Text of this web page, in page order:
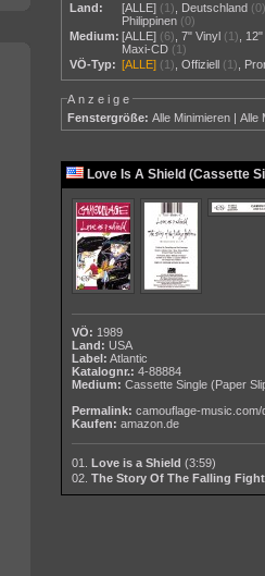
Land:
[ALLE] (1) Deutschland
Philippinen (0)
Medium: [ALLE] (6) ,7" Vinyl (1)
Maxi-CD (1)
VÖ-Typ: [ALLE] (1) ,Offiziell (1)
Anzeige
Fenstergröße: Alle Minimieren |Alle
Love Is A Shield (Cassette
VÖ: 1989
Land: USA
Label: Atlantic
Katalognr.: 4-88884
Medium: Cassette Single(Paper
Permalink: camouflage-music.com/
Kaufen: amazon.de
01. Love is a Shield (3:59)
02. The Story Of The Falling